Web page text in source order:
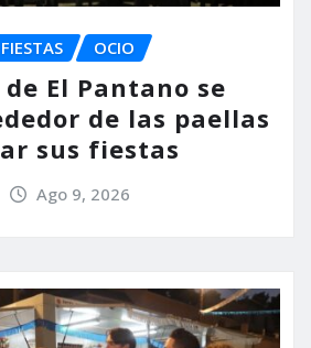
FIESTAS OCIO
El Pantano se
de las paellas
sus fiestas
Ago 9, 2026